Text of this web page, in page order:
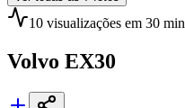
10 visualizações em 30 min
Volvo EX30